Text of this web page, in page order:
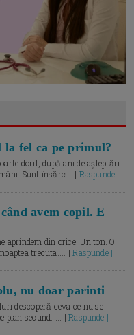
la fel ca pe primul?
dorit, după ani de așteptări
Sunt însărc... | Raspunde |
avem copil. E
aprindem din orice. Un ton. O
trecuta.... |Raspunde |
nu doar parinti
descoperă ceva ce nu se
plan secund. ... |Raspunde |